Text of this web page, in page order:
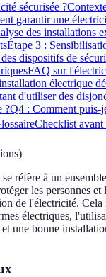
sécurisée ?
garantir une
des installations
Étape 3 :
dispositifs de
FAQ sur
électrique
d'utiliser des
?Q4 : Comment puis-
Checklist avant
)
réfère à un
les personnes et
de l'électricité.
électriques,
une bonne